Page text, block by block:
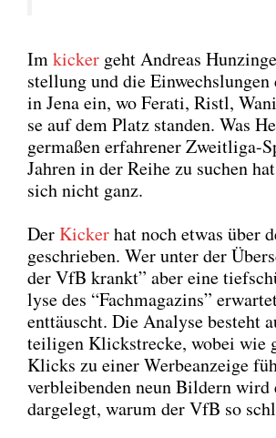
Imkicker geht Andre­as
stel­lung und die Ein­wechs­lun­gen
in Jena ein, wo Fera­ti, Ristl,
se auf dem Platz stan­den. Was
ger­ma­ßen erfah­re­ner Zweit­li­ga-
Jah­ren in der Rei­he zu suchen
sich nicht ganz.
DerKickerhat noch etwas über
geschrie­ben. Wer unter der
der VfB krankt” aber eine
ly­se des “Fach­ma­ga­zins”
ent­täuscht. Die Ana­ly­se besteht
tei­li­gen Klick­stre­cke, wobei wie
Klicks zu einer Wer­be­an­zei­ge
ver­blei­ben­den neun Bil­dern
dar­ge­legt, war­um der VfB so